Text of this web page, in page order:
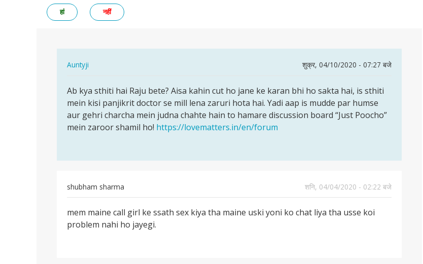
हां नहीं
Auntyji
शुक्र, 04/10/2020 - 07:27 बजे
to
Aunty
g
meri
h
by
Raju
Ab
kya
sthiti
hai
Ab kya sthiti hai Raju bete? Aisa kahin cut ho jane ke karan bhi ho sakta hai, is sthiti
mein kisi panjikrit doctor se mill lena zaruri hota hai. Yadi aap is mudde par humse
aur gehri charcha mein judna chahte hain to hamare discussion board “Just Poocho”
mein zaroor shamil ho! https://lovematters.in/en/forum
shubham sharma
शनि, 04/04/2020 - 02:22 बजे
mem
maine
mem maine call girl ke ssath sex kiya tha maine uski yoni ko chat liya tha usse koi
problem nahi ho jayegi.